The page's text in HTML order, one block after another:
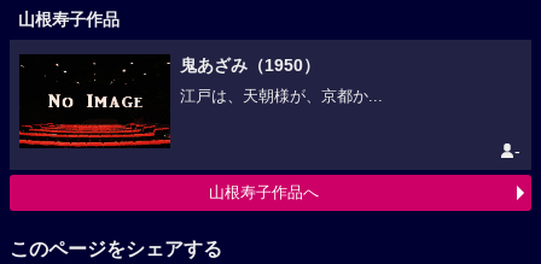
山根寿子作品
鬼あざみ（1950）
江戸は、天朝様が、京都か...
-
山根寿子作品へ
このページをシェアする